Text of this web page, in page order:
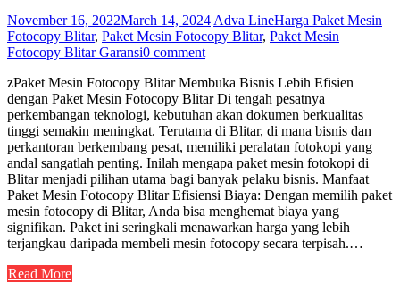
November 16, 2022March 14, 2024 Adva LineHarga Paket Mesin
Fotocopy Blitar, Paket Mesin Fotocopy Blitar, Paket Mesin
Fotocopy Blitar Garansi0 comment
zPaket Mesin Fotocopy Blitar Membuka Bisnis Lebih Efisien
dengan Paket Mesin Fotocopy Blitar Di tengah pesatnya
perkembangan teknologi, kebutuhan akan dokumen berkualitas
tinggi semakin meningkat. Terutama di Blitar, di mana bisnis dan
perkantoran berkembang pesat, memiliki peralatan fotokopi yang
andal sangatlah penting. Inilah mengapa paket mesin fotokopi di
Blitar menjadi pilihan utama bagi banyak pelaku bisnis. Manfaat
Paket Mesin Fotocopy Blitar Efisiensi Biaya: Dengan memilih paket
mesin fotocopy di Blitar, Anda bisa menghemat biaya yang
signifikan. Paket ini seringkali menawarkan harga yang lebih
terjangkau daripada membeli mesin fotocopy secara terpisah.…
Read More